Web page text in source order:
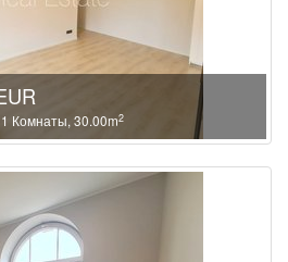
Комнаты, 30.00m2